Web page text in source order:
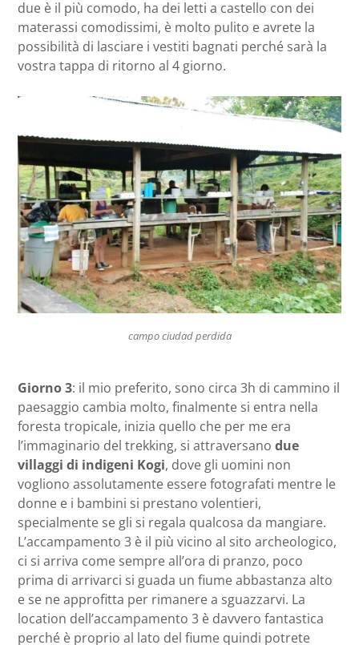
due è il più comodo, ha dei letti a castello con dei
materassi comodissimi, è molto pulito e avrete la
possibilità di lasciare i vestiti bagnati perché sarà la
vostra tappa di ritorno al 4 giorno.
campo ciudad perdida
Giorno 3: il mio preferito, sono circa 3h di cammino il
paesaggio cambia molto, finalmente si entra nella
foresta tropicale, inizia quello che per me era
l’immaginario del trekking, si attraversano due
villaggi di indigeni Kogi, dove gli uomini non
vogliono assolutamente essere fotografati mentre le
donne e i bambini si prestano volentieri,
specialmente se gli si regala qualcosa da mangiare.
L’accampamento 3 è il più vicino al sito archeologico,
ci si arriva come sempre all’ora di pranzo, poco
prima di arrivarci si guada un fiume abbastanza alto
e se ne approfitta per rimanere a sguazzarvi. La
location dell’accampamento 3 è davvero fantastica
perché è proprio al lato del fiume quindi potrete